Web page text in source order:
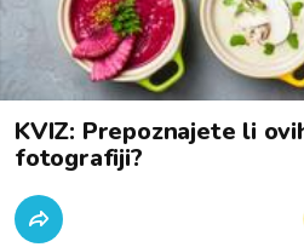
KVIZ: Prepoznajete li
fotografiji?